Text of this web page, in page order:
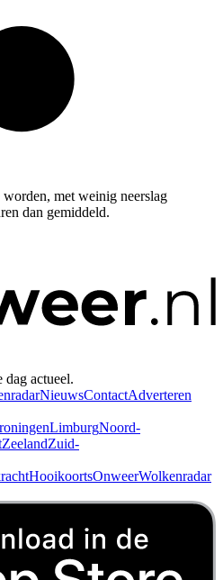
met weinig neerslag
dan gemiddeld.
actueel.
NieuwsContactAdverteren
LimburgNoord-
ZeelandZuid-
HooikoortsOnweerWolkenradar